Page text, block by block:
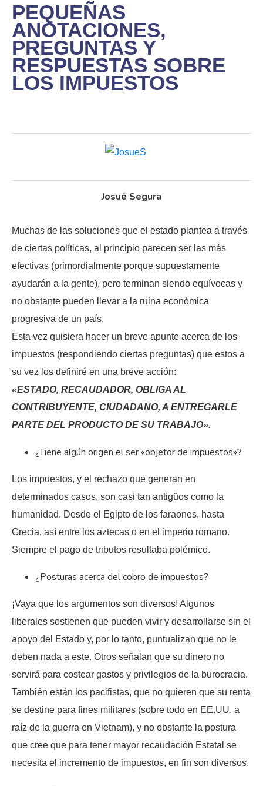
PEQUEÑAS
ANOTACIONES,
PREGUNTAS Y
RESPUESTAS SOBRE
LOS IMPUESTOS
Josué Segura
Muchas de las soluciones que el estado plantea a través
de ciertas políticas, al principio parecen ser las más
efectivas (primordialmente porque supuestamente
ayudarán a la gente), pero terminan siendo equívocas y
no obstante pueden llevar a la ruina económica
progresiva de un país.
Esta vez quisiera hacer un breve apunte acerca de los
impuestos (respondiendo ciertas preguntas) que estos a
su vez los definiré en una breve acción:
«ESTADO, RECAUDADOR, OBLIGA AL
CONTRIBUYENTE, CIUDADANO, A ENTREGARLE
PARTE DEL PRODUCTO DE SU TRABAJO».
¿Tiene algún origen el ser «objetor de impuestos»?
Los impuestos, y el rechazo que generan en
determinados casos, son casi tan antigüos como la
humanidad. Desde el Egipto de los faraones, hasta
Grecia, así entre los aztecas o en el imperio romano.
Siempre el pago de tributos resultaba polémico.
¿Posturas acerca del cobro de impuestos?
¡Vaya que los argumentos son diversos! Algunos
liberales sostienen que pueden vivir y desarrollarse sin el
apoyo del Estado y, por lo tanto, puntualizan que no le
deben nada a este. Otros señalan que su dinero no
servirá para costear gastos y privilegios de la burocracia.
También están los pacifistas, que no quieren que su renta
se destine para fines militares (sobre todo en EE.UU. a
raíz de la guerra en Vietnam), y no obstante la postura
que cree que para tener mayor recaudación Estatal se
necesita el incremento de impuestos, en fin son diversos.